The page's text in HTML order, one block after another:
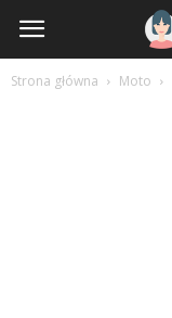
EmPlace.pl
Strona główna Moto